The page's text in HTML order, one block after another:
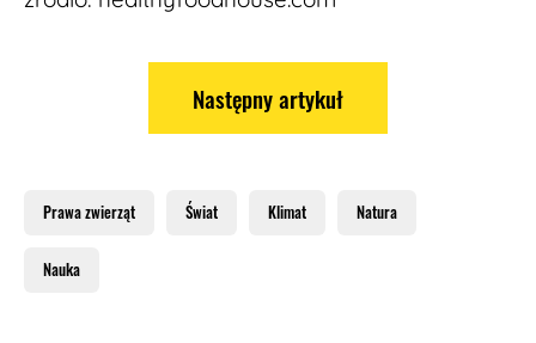
Następny artykuł
Prawa zwierząt Świat Klimat Natura
Nauka